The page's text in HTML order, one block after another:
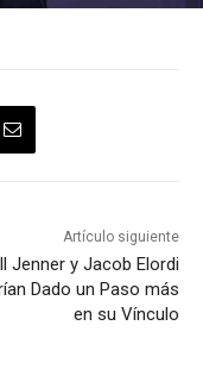
Artículo siguiente
Jenner y Jacob Elordi
Dado un Paso más
en su Vínculo